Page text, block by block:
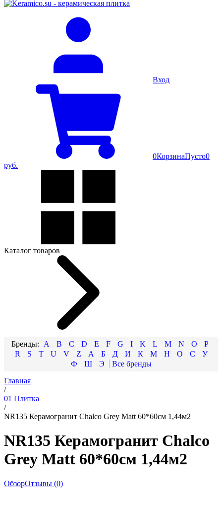
Вход
0КорзинаПусто0
руб.
Каталог товаров
A B C D E F G I K L M N O
P
R
S T U V Z А Б Д И К М Н О С
У
Ф
Ш
Э
Главная
/
01 Плитка
/
NR135 Керамогранит Chalco Grey Matt 60*60см 1,44м2
NR135 Керамогранит Chalco
Grey Matt 60*60см 1,44м2
ОбзорОтзывы (0)